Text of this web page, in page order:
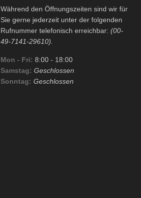
Während den Öffnungszeiten sind wir für
Sie gerne jederzeit unter der folgenden
Rufnummer telefonisch erreichbar: (00-
49-7141-29610).
Mon - Fri: 8:00 - 18:00
Samstag: Geschlossen
Sonntag: Geschlossen